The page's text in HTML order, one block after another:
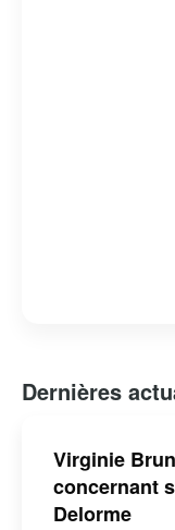
Dernières
Virginie
concernant
Delorme